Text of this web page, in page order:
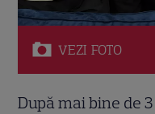
VEZI FOTO
După mai bine de